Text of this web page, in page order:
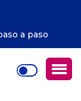
evita errores